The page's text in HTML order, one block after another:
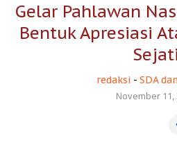
Gelar Pahlawan
Bentuk Apresiasi
Sejati
redaksi - SDA
November 11,